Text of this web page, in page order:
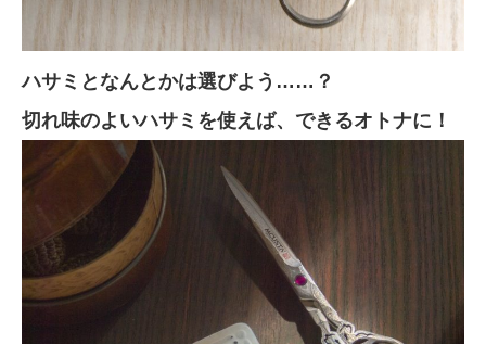
ハサミとなんとかは選びよう ……？
切れ味のよいハサミを使えば、できるオトナに！